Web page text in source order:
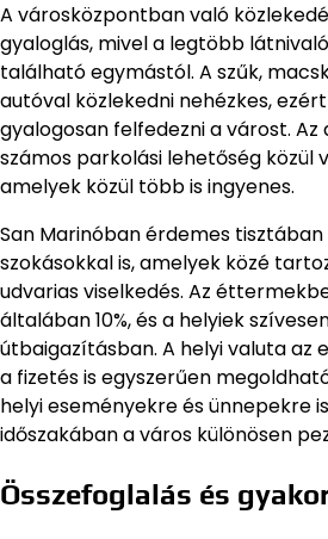
A városközpontban való
gyaloglás, mivel a legtöbb
található egymástól. A szűk,
autóval közlekedni nehézkes,
gyalogosan felfedezni a várost.
számos parkolási lehetőség közül
amelyek közül több is ingyenes.
San Marinóban érdemes tisztában
szokásokkal is, amelyek közé
udvarias viselkedés. Az
általában 10%, és a helyiek
útbaigazításban. A helyi valuta az
a fizetés is egyszerűen
helyi eseményekre és ünnepekre
időszakában a város különösen
Összefoglalás és